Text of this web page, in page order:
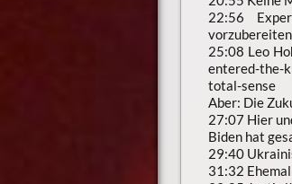
22:56
25:08 Leo
entered-the-
total-sense
Aber: Die
27:07 Hier
Biden hat
29:40
31:32